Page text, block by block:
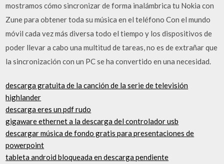
mostramos cómo sincronizar de forma inalámbrica tu Nokia con
Zune para obtener toda su música en el teléfono Con el mundo
móvil cada vez más diversa todo el tiempo y los dispositivos de
poder llevar a cabo una multitud de tareas, no es de extrañar que
la sincronización con un PC se ha convertido en una necesidad.
descarga gratuita de la canción de la serie de televisión
highlander
descarga eres un pdf rudo
gigaware ethernet a la descarga del controlador usb
descargar música de fondo gratis para presentaciones de
powerpoint
tableta android bloqueada en descarga pendiente